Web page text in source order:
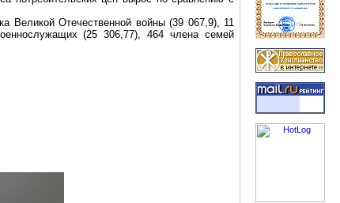
Великой Отечественной войны (39 067,9), 11
(25 306,77), 464 члена семей